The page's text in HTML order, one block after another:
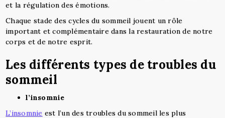
et la régulation des émotions.
Chaque stade des cycles du sommeil jouent un rôle
important et complémentaire dans la restauration de notre
corps et de notre esprit.
Les différents types de troubles du
sommeil
l’insomnie
L’insomnie est l’un des troubles du sommeil les plus